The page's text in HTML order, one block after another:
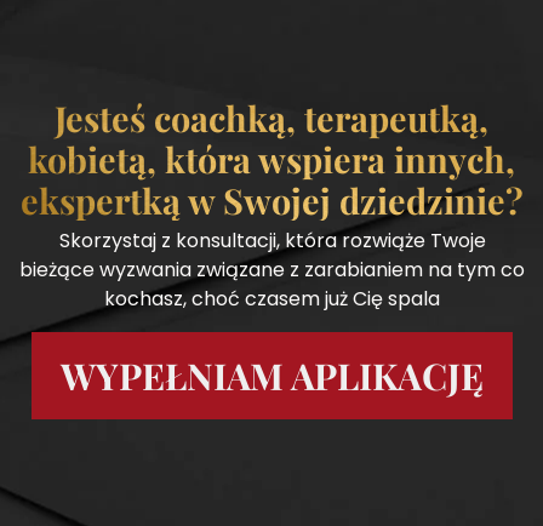
Jesteś coachką, terapeutką,
kobietą, która wspiera innych,
ekspertką w Swojej dziedzinie?
Skorzystaj z konsultacji, która rozwiąże Twoje
bieżące wyzwania związane z zarabianiem na tym co
kochasz, choć czasem już Cię spala
WYPEŁNIAM APLIKACJĘ